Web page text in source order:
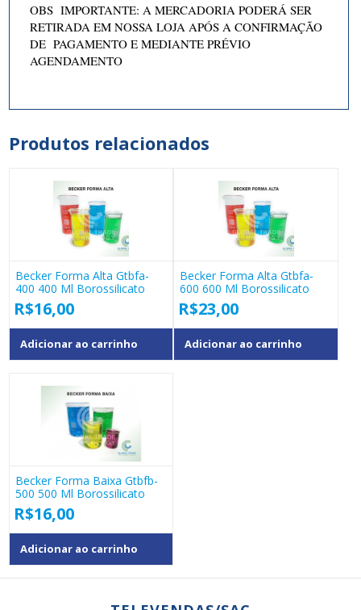
OBS IMPORTANTE: A MERCADORIA PODERÁ SER
RETIRADA EM NOSSA LOJA APÓS A CONFIRMAÇÃO
DE PAGAMENTO E MEDIANTE PRÉVIO
AGENDAMENTO
Produtos relacionados
Becker Forma Alta Gtbfa-
400 400 Ml Borossilicato
R$16,00
Adicionar ao carrinho
Becker Forma Alta Gtbfa-
600 600 Ml Borossilicato
R$23,00
Adicionar ao carrinho
Becker Forma Baixa Gtbfb-
500 500 Ml Borossilicato
R$16,00
Adicionar ao carrinho